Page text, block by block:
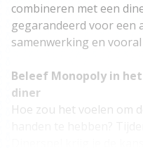
combineren met een
gegarandeerd voor een
samenwerking en
Beleef Monopoly in
diner
Hoe zou het voelen om